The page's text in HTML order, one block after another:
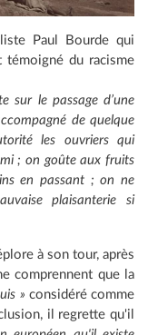
Paul Bourde qui
témoigné du racisme
sur le passage d’une
de quelque
les ouvriers qui
; on goûte aux fruits
en passant ; on ne
plaisanterie si
à son tour, après
comprennent que la
» considéré comme
il regrette qu'il